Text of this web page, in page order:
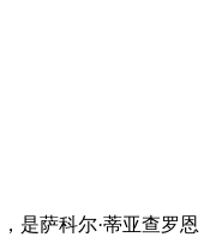
是萨科尔·蒂亚查罗恩